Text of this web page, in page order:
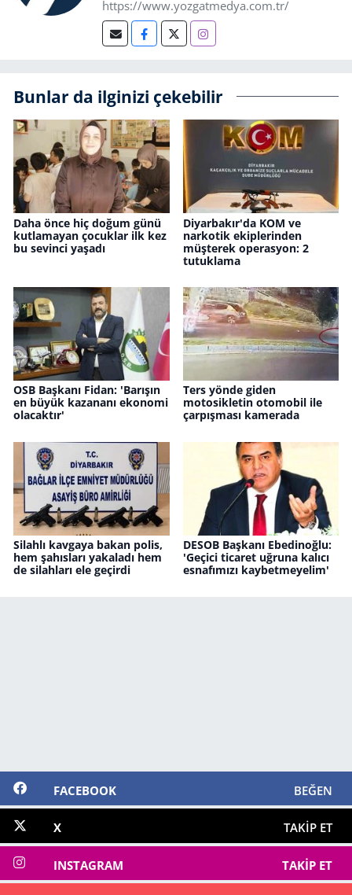
https://www.yozgatmedya.com.tr/
Bunlar da ilginizi çekebilir
Daha önce hiç doğum günü
kutlamayan çocuklar ilk kez
bu sevinci yaşadı
Diyarbakır'da KOM ve
narkotik ekiplerinden
müşterek operasyon: 2
tutuklama
OSB Başkanı Fidan: 'Barışın
en büyük kazananı ekonomi
olacaktır'
Ters yönde giden
motosikletin otomobil ile
çarpışması kamerada
Silahlı kavgaya bakan polis,
hem şahısları yakaladı hem
de silahları ele geçirdi
DESOB Başkanı Ebedinoğlu:
'Geçici ticaret uğruna kalıcı
esnafımızı kaybetmeyelim'
FACEBOOK BEĞEN
X TAKIP ET
INSTAGRAM TAKIP ET